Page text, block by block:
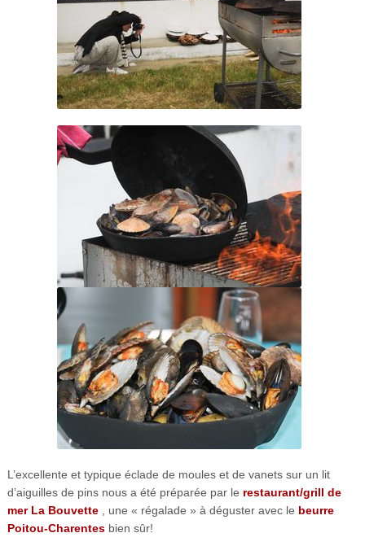
L’excellente et typique éclade de moules et de vanets sur un lit
d’aiguilles de pins nous a été préparée par le restaurant/grill de
mer La Bouvette, une « régalade » à déguster avec le beurre
Poitou-Charentesbien sûr!